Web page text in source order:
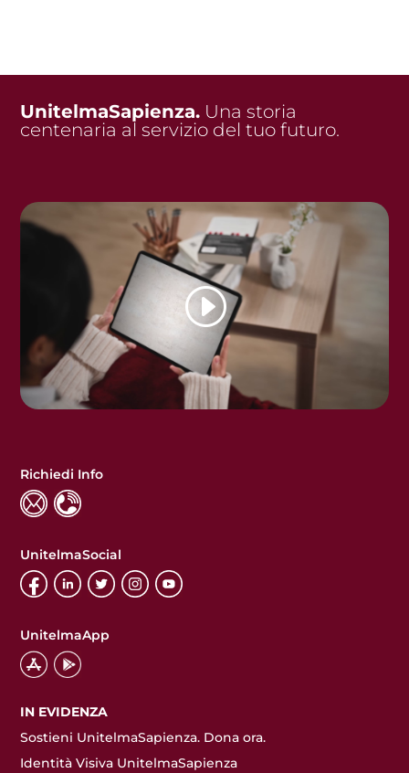
UnitelmaSapienza. Una storia
centenaria al servizio del tuo futuro.
Richiedi Info
UnitelmaSocial
UnitelmaApp
IN EVIDENZA
Sostieni UnitelmaSapienza. Dona ora.
Identità Visiva UnitelmaSapienza